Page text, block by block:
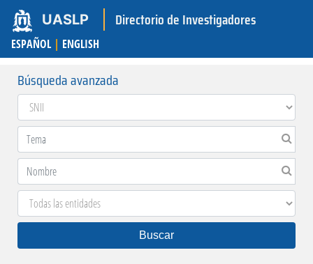
UASLP Directorio de Investigadores
ESPAÑOL | ENGLISH
Búsqueda avanzada
Buscar